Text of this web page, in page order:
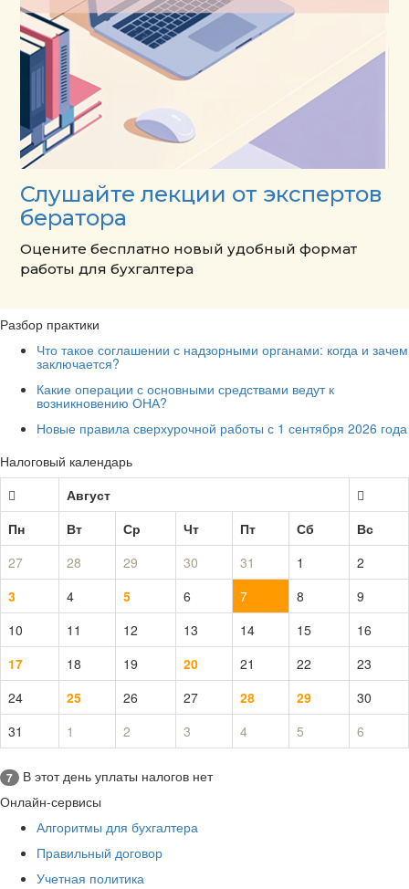
Слушайте лекции от экспертов
бератора
Оцените бесплатно новый удобный формат
работы для бухгалтера
Разбор практики
Что такое соглашении с надзорными органами: когда и зачем
заключается?
Какие операции с основными средствами ведут к
возникновению ОНА?
Новые правила сверхурочной работы с 1 сентября 2026 года
Налоговый календарь
Август
Пн
Вт Ср Чт Пт Сб
Вс
27
28 29 30 31 1
2
3
4 5 6 7 8
9
10
11 12 13 14 15
16
17
18 19 20 21 22
23
24
25 26 27 28 29
30
31
1 2 3 4 5 6
7
В этот день уплаты налогов нет
Онлайн-сервисы
Алгоритмы для бухгалтера
Правильный договор
Учетная политика